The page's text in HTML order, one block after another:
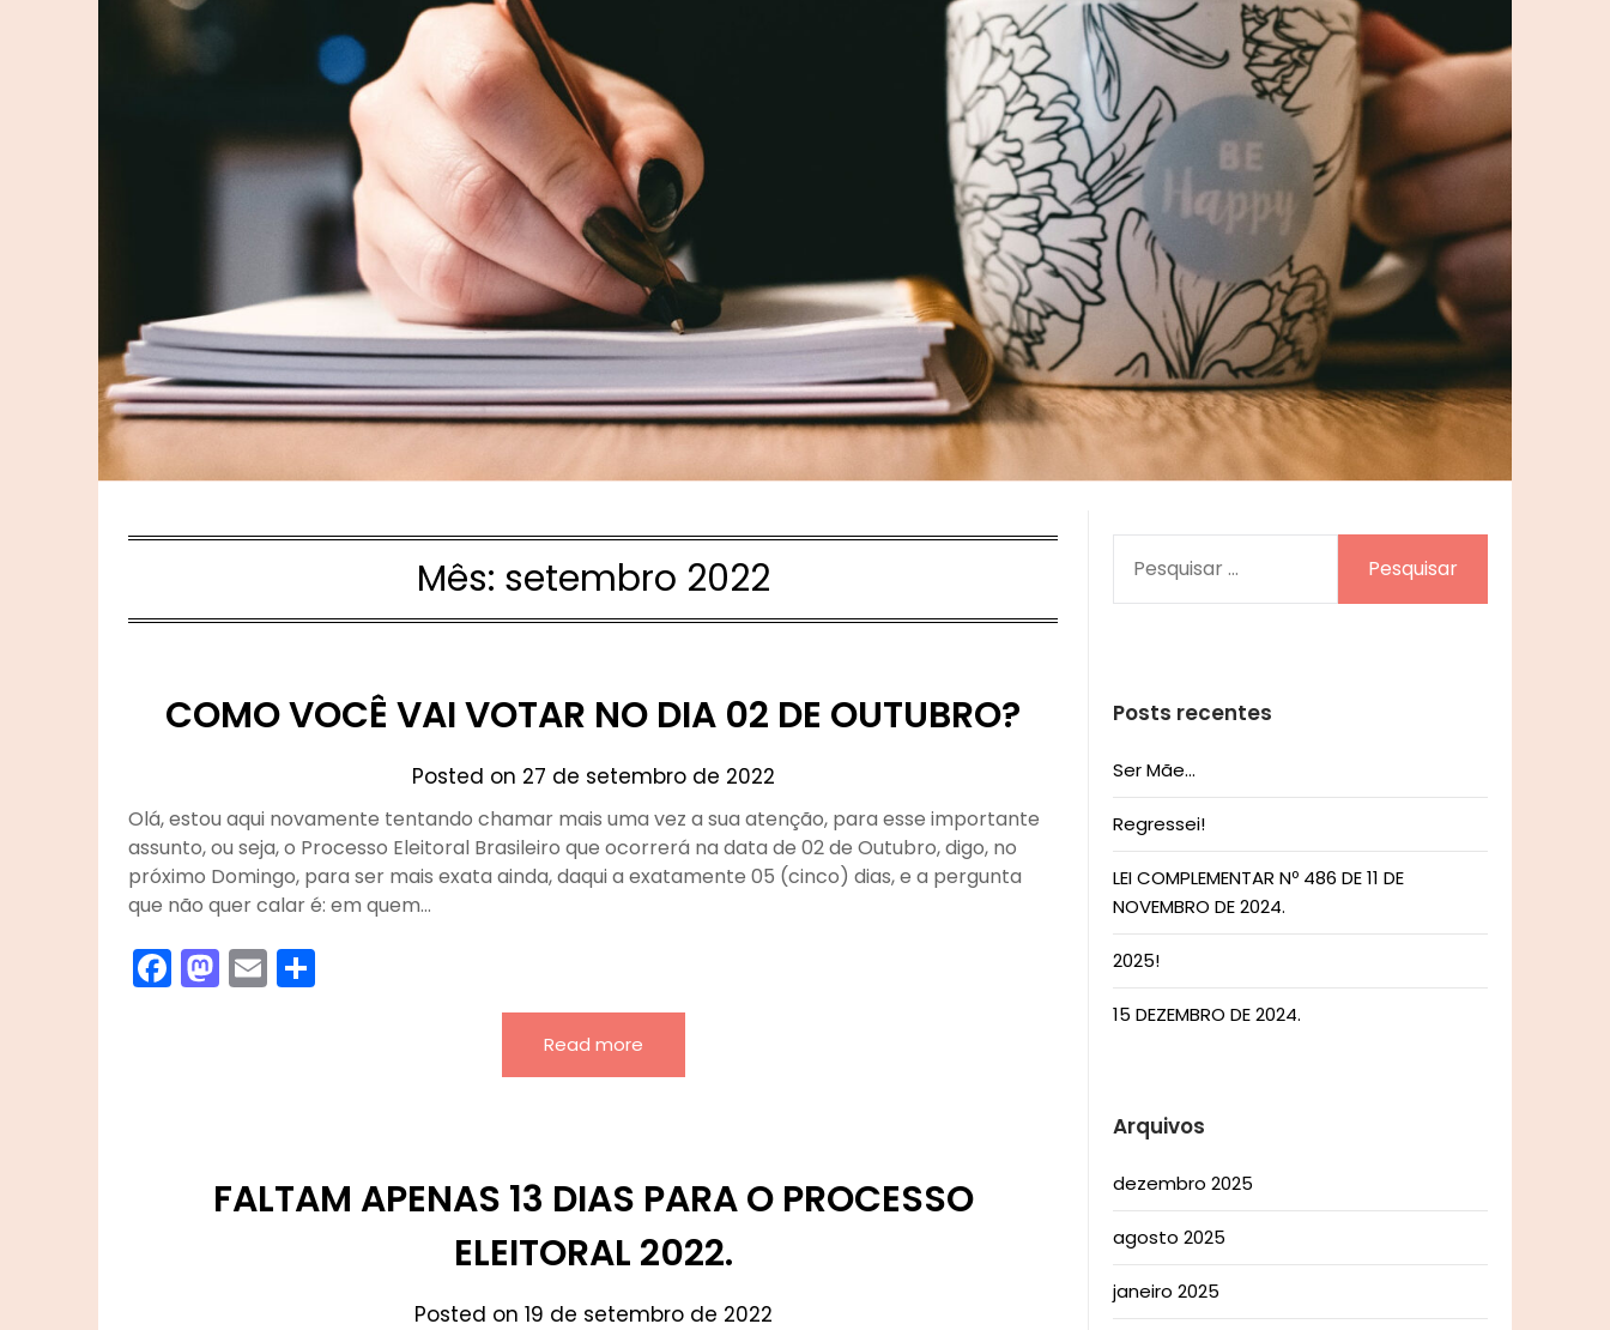
Mês: setembro 2022
COMO VOCÊ VAI VOTAR NO DIA 02 DE OUTUBRO?
Posted on 27 de setembro de 2022
Olá, estou aqui novamente tentando chamar mais uma vez a sua atenção, para esse importante
assunto, ou seja, o Processo Eleitoral Brasileiro que ocorrerá na data de 02 de Outubro, digo, no
próximo Domingo, para ser mais exata ainda, daqui a exatamente 05 (cinco) dias, e a pergunta
que não quer calar é: em quem…
Facebook
Mastodon
Email
Read more
FALTAM APENAS 13 DIAS PARA O PROCESSO
ELEITORAL 2022.
Posted on 19 de setembro de 2022
POR:
Posts recentes
Ser Mãe…
Regressei!
LEI COMPLEMENTAR Nº 486 DE 11 DE
NOVEMBRO DE 2024.
2025!
15 DEZEMBRO DE 2024.
Arquivos
dezembro 2025
agosto 2025
janeiro 2025